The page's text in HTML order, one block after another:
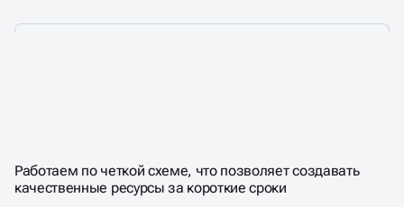
САЙТА
НА ТИЛЬДЕ
Работаем по четкой схеме, что позволяет создавать
качественные ресурсы за короткие сроки